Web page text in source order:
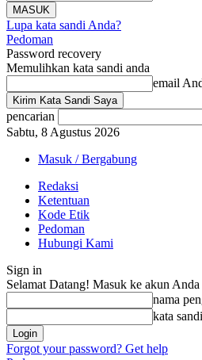
Lupa kata sandi Anda?
Pedoman
Password recovery
Memulihkan kata sandi anda
email
pencarian
Sabtu, 8 Agustus 2026
Masuk / Bergabung
Redaksi
Ketentuan
Kode Etik
Pedoman
Hubungi Kami
Sign in
Selamat Datang! Masuk ke akun Anda
nama
kata
Forgot your password? Get help